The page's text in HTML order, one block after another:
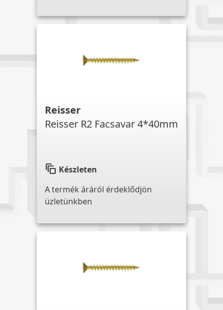
Reisser
Reisser R2 Facsavar 4*40mm
auto_awesome_motion Készleten
A termék áráról érdeklődjön
üzletünkben